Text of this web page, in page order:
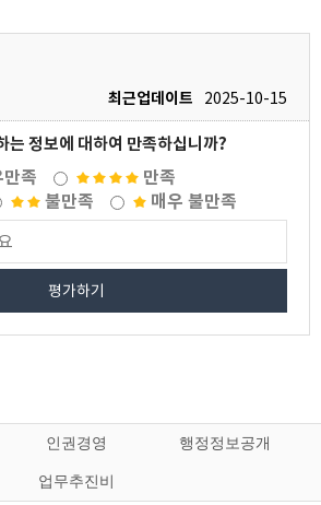
최근업데이트
2025-10-15
는 정보에 대하여 만족하십니까?
만족
만족
불만족 매우 불만족
평가하기
인권경영 행정정보공개
업무추진비